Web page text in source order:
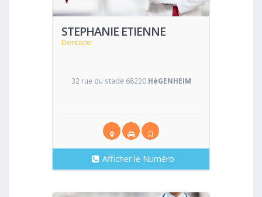
STEPHANIE ETIENNE
Dentiste
32 rue du stade 68220 HéGENHEIM
Afficher le Numéro